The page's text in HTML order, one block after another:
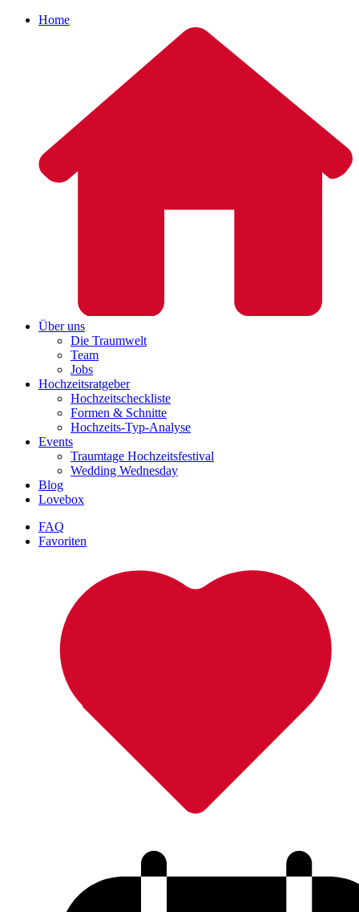
Home
Über uns
Die Traumwelt
Team
Jobs
Hochzeitsratgeber
Hochzeitscheckliste
Formen & Schnitte
Hochzeits-Typ-Analyse
Events
Traumtage Hochzeitsfestival
Wedding Wednesday
Blog
Lovebox
FAQ
Favoriten